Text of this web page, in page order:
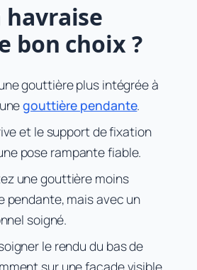
havraise
bon choix ?
gouttière plus intégrée à
gouttière pendante.
et le support de fixation
pose rampante fiable.
une gouttière moins
pendante, mais avec un
soigné.
le rendu du bas de
sur une façade visible